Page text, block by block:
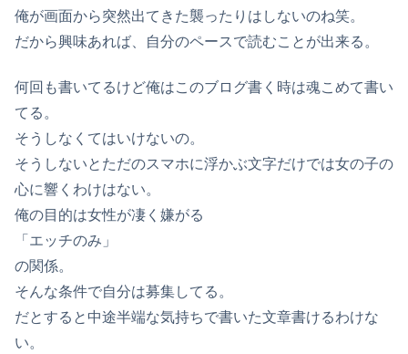
俺が画面から突然出てきた襲ったりはしないのね笑。
だから興味あれば、自分のペースで読むことが出来る。
何回も書いてるけど俺はこのブログ書く時は魂こめて書い
てる。
そうしなくてはいけないの。
そうしないとただのスマホに浮かぶ文字だけでは女の子の
心に響くわけはない。
俺の目的は女性が凄く嫌がる
「エッチのみ」
の関係。
そんな条件で自分は募集してる。
だとすると中途半端な気持ちで書いた文章書けるわけな
い。